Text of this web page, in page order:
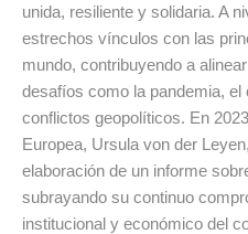
unida, resiliente y solidaria. A
estrechos vínculos con las
mundo, contribuyendo a
desafíos como la pandemia, el
conflictos geopolíticos. En
Europea, Ursula von der
elaboración de un informe
subrayando su continuo
institucional y económico del